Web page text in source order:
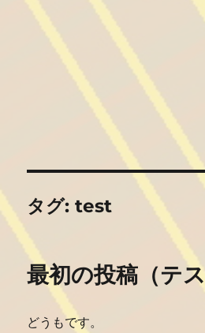
タグ:test
最初の投稿（テス
どうもです。